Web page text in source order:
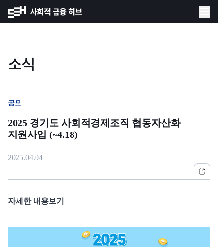
소식
공모
2025 경기도 사회적경제조직 협동자산화
지원사업 (~4.18)
2025.04.04
자세한 내용보기